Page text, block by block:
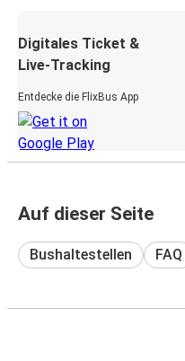
Digitales Ticket &
Live-Tracking
Entdecke die FlixBus App
Auf dieser Seite
Bushaltestellen FAQ